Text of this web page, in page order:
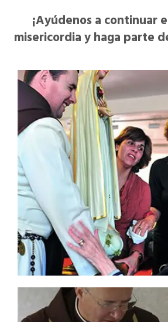
¡Ayúdenos a continuar
misericordia y haga parte